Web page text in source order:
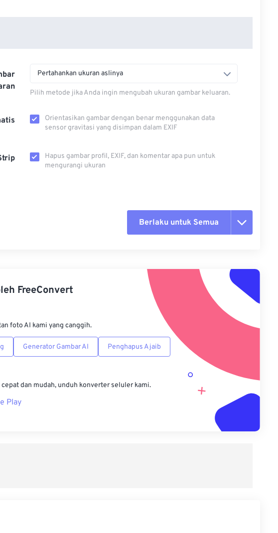
Pertahankan ukuran aslinya
Pilih metode jika Anda ingin mengubah ukuran gambar keluaran.
Orientasikan gambar dengan benar menggunakan data
sensor gravitasi yang disimpan dalam EXIF
Hapus gambar profil, EXIF, dan komentar apa pun untuk
mengurangi ukuran
Berlaku untuk Semua
Terapkan dari Preset
Simpan sebagai Preset
FreeConvert
foto AI kami yang canggih.
Generator Gambar AI Penghapus Ajaib
dan mudah, unduh konverter seluler kami.